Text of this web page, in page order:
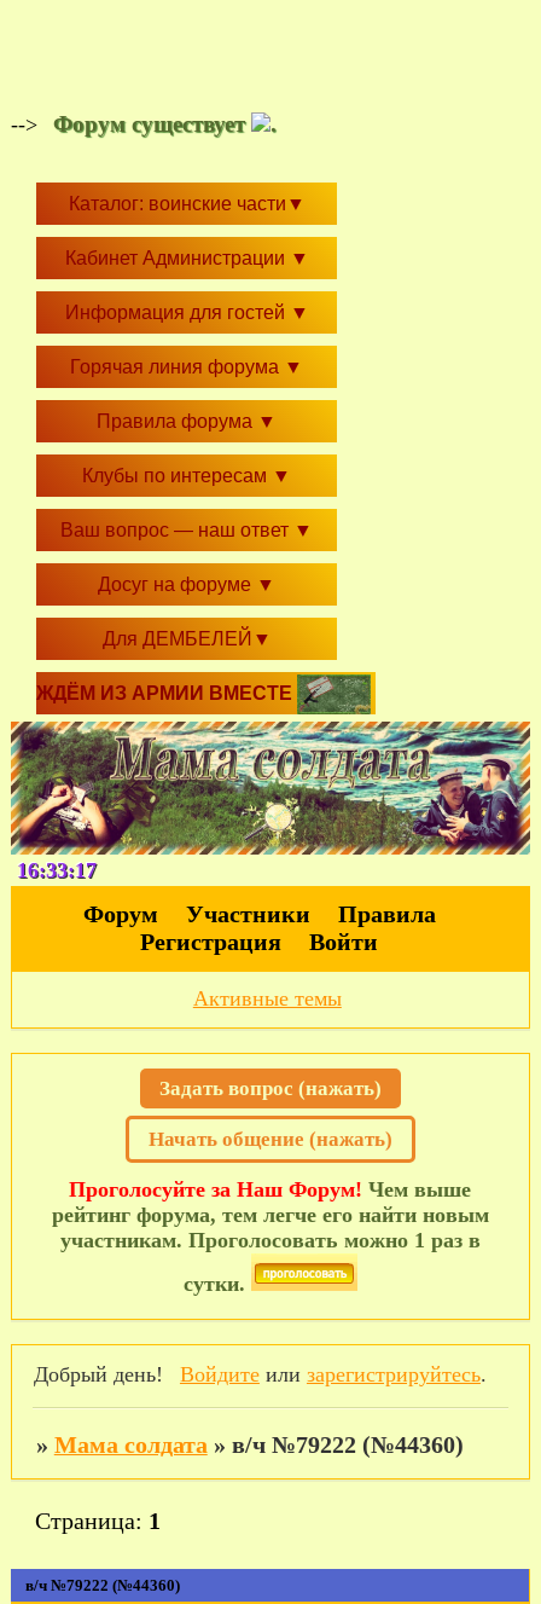
--> Форум существует .
Каталог: воинские части ▼
Кабинет Администрации ▼
Информация для гостей ▼
Горячая линия форума ▼
Правила форума ▼
Клубы по интересам ▼
Ваш вопрос — наш ответ ▼
Досуг на форуме ▼
Для ДЕМБЕЛЕЙ ▼
ЖДЁМ ИЗ АРМИИ ВМЕСТЕ
16:33:18
Форум Участники
Правила
Регистрация
Войти
Активные темы
Задать вопрос (нажать)
Начать общение (нажать)
Проголосуйте за Наш Форум! Чем выше
рейтинг форума, тем легче его найти новым
участникам. Проголосовать можно 1 раз в
сутки.
Добрый день! Войдитеили зарегистрируйтесь.
» Мама солдата » в/ч №79222 (№44360)
в/ч №79222 (№44360)
Страница: 1